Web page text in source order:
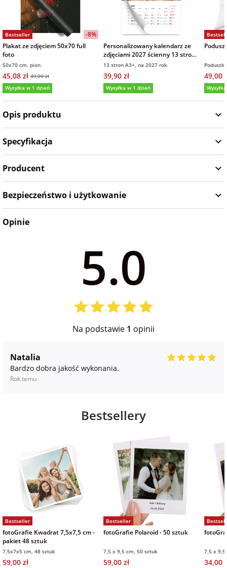
na Wielkanoc
na wieczór
na wieczór
kawalerski
Bestseller
-8%
Plakat ze zdjęciem 50x70 full
foto
50x70 cm, pion
45,08 zł 49,00 zł
Wysyłka w 1 dzień
Personalizowany kalendarz ze
zdjęciami 2027 ścienny 13 stron
na prezent
13 stron A3+, na 2027 rok
39,90 zł
Wysyłka w 1 dzień
49,00
Opis produktu
Specyfikacja
Producent
Bezpieczeństwo i użytkowanie
Opinie
5.0
Na podstawie 1 opinii
Natalia
Bardzo dobra jakość wykonania.
Rok temu
Bestsellery
Bestseller
fotoGrafie Kwadrat 7,5x7,5 cm -
pakiet 48 sztuk
7,5x7x5 cm, 48 sztuk
59,00 zł
Bestseller
fotoGrafie Polaroid - 50 sztuk
7,5 x 9,5 cm, 50 sztuk
59,00 zł
7,5 x
34,00